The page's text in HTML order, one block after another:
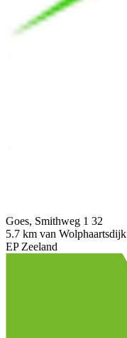
Goes, Smithweg 1 32
5.7 km van Wolphaartsdijk
EP Zeeland